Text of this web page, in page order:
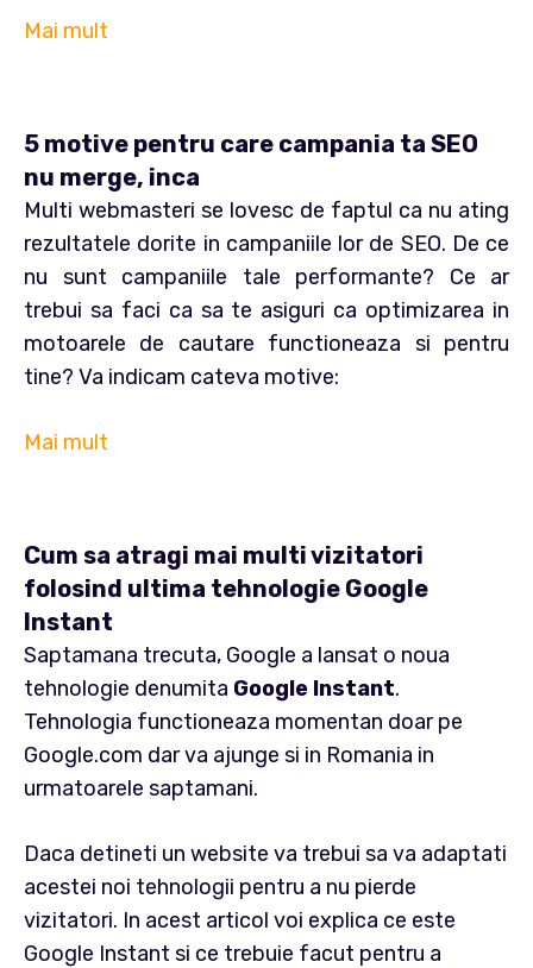
Mai mult
5 motive pentru care campania ta SEO
nu merge, inca
Multi webmasteri se lovesc de faptul ca nu ating
rezultatele dorite in campaniile lor de SEO. De ce
nu sunt campaniile tale performante? Ce ar
trebui sa faci ca sa te asiguri ca optimizarea in
motoarele de cautare functioneaza si pentru
tine? Va indicam cateva motive:
Mai mult
Cum sa atragi mai multi vizitatori
folosind ultima tehnologie Google
Instant
Saptamana trecuta, Google a lansat o noua
tehnologie denumita Google Instant.
Tehnologia functioneaza momentan doar pe
Google.com dar va ajunge si in Romania in
urmatoarele saptamani.
Daca detineti un website va trebui sa va adaptati
acestei noi tehnologii pentru a nu pierde
vizitatori. In acest articol voi explica ce este
Google Instant si ce trebuie facut pentru a